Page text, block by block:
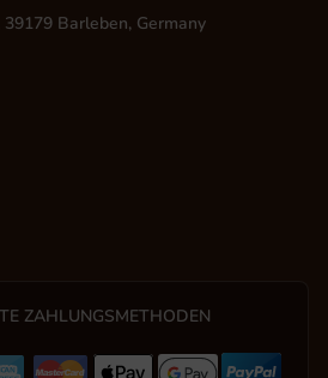
Barleben, Germany
ZAHLUNGSMETHODEN